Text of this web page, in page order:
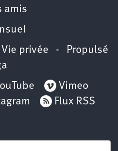
amis
privée - Propulsé
Vimeo
Flux RSS